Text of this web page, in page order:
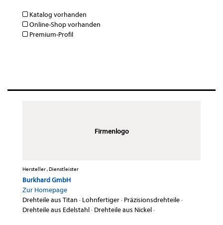
Katalog vorhanden
Online-Shop vorhanden
Premium-Profil
Firmenlogo
Hersteller , Dienstleister
Burkhard GmbH
Zur Homepage
Drehteile aus Titan · Lohnfertiger· Präzisionsdrehteile·
Drehteile aus Edelstahl· Drehteile aus Nickel·